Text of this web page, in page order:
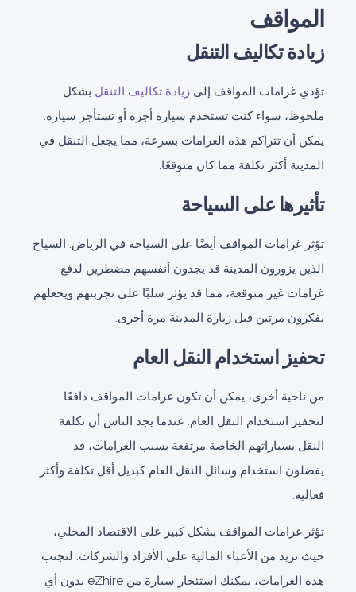
المواقف
زيادة تكاليف التنقل
تؤدي غرامات المواقف إلى زيادة تكاليف التنقل بشكل
ملحوظ، سواء كنت تستخدم سيارة أجرة أو تستأجر سيارة.
يمكن أن تتراكم هذه الغرامات بسرعة، مما يجعل التنقل في
المدينة أكثر تكلفة مما كان متوقعًا.
تأثيرها على السياحة
تؤثر غرامات المواقف أيضًا على السياحة في الرياض. السياح
الذين يزورون المدينة قد يجدون أنفسهم مضطرين لدفع
غرامات غير متوقعة، مما قد يؤثر سلبًا على تجربتهم ويجعلهم
يفكرون مرتين قبل زيارة المدينة مرة أخرى.
تحفيز استخدام النقل العام
من ناحية أخرى، يمكن أن تكون غرامات المواقف دافعًا
لتحفيز استخدام النقل العام. عندما يجد الناس أن تكلفة
النقل بسياراتهم الخاصة مرتفعة بسبب الغرامات، قد
يفضلون استخدام وسائل النقل العام كبديل أقل تكلفة وأكثر
فعالية.
تؤثر غرامات المواقف بشكل كبير على الاقتصاد المحلي،
حيث تزيد من الأعباء المالية على الأفراد والشركات. لتجنب
هذه الغرامات، يمكنك استئجار سيارة من eZhire بدون أي